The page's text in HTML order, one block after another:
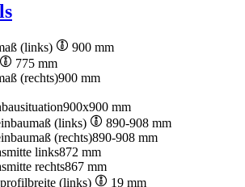
(links)
900 mm
775 mm
(rechts)900 mm
900x900 mm
(links)
890-908 mm
(rechts)890-908 mm
links872 mm
rechts867 mm
(links)
19 mm